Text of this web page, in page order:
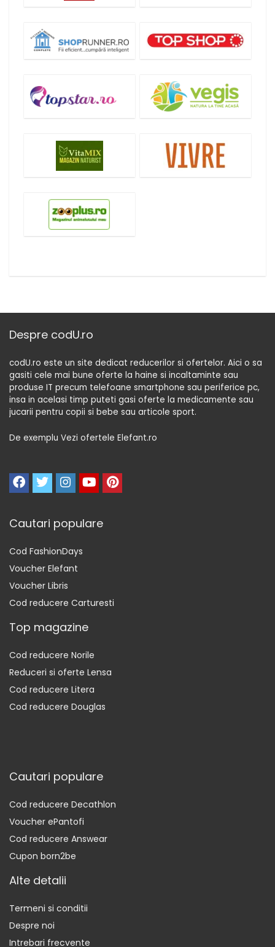
Despre codU.ro
codU.ro este un site dedicat reducerilor si ofertelor. Aici o sa
gasiti cele mai bune oferte la haine si incaltaminte sau
produse IT precum telefoane smartphone sau periferice pc,
insa in acelasi timp puteti gasi oferte la medicamente sau
jucarii pentru copii si bebe sau articole sport.
De exemplu Vezi ofertele Elefant.ro
Cautari populare
Cod FashionDays
Voucher Elefant
Voucher Libris
Cod reducere Carturesti
Top magazine
Cod reducere Norile
Reduceri si oferte Lensa
Cod reducere Litera
Cod reducere Douglas
Cautari populare
Cod reducere Decathlon
Voucher ePantofi
Cod reducere Answear
Cupon born2be
Alte detalii
Termeni si conditii
Despre noi
Intrebari frecvente